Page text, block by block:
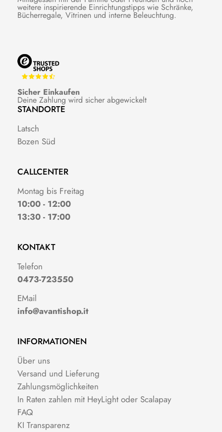
weitere inspirierende Einrichtungstipps wie Schränke,
Bücherregale, Vitrinen und interne Beleuchtung.
Sicher Einkaufen
Deine Zahlung wird sicher abgewickelt
STANDORTE
Latsch
Bozen Süd
CALLCENTER
Montag bis Freitag
10:00 - 12:00
13:30 - 17:00
KONTAKT
Telefon
0473-723550
EMail
info@avantishop.it
INFORMATIONEN
Über uns
Versand und Lieferung
Zahlungsmöglichkeiten
In Raten zahlen mit HeyLight oder Scalapay
FAQ
KI Transparenz